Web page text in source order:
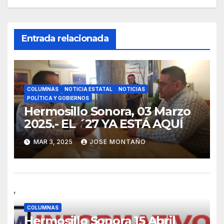
Entrada relacionada
COLUMNAS NOTICIA ESTATAL
NOTICIAS
POLÍTICA Y GOBIERNOS
Hermosillo Sonora, 03 Marzo
2025.- EL ´27 YA ESTÁ AQUÍ
MAR 3, 2025 JOSE MONTAÑO
COLUMNAS
Hermosillo Sonora 15 Abril